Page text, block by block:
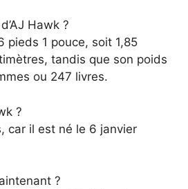
Hawk ?
pieds 1 pouce, soit 1,85
tandis que son poids
ou 247 livres.
?
car il est né le 6 janvier
?